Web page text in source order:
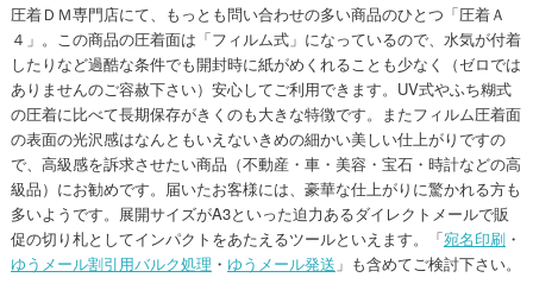
圧着ＤＭ専門店にて、もっとも問い合わせの多い商品のひとつ「圧着Ａ
４」。この商品の圧着面は「フィルム式」になっているので、水気が付着
したりなど過酷な条件でも開封時に紙がめくれることも少なく（ゼロでは
ありませんのご容赦下さい）安心してご利用できます。UV式やふち糊式
の圧着に比べて長期保存がきくのも大きな特徴です。またフィルム圧着面
の表面の光沢感はなんともいえないきめの細かい美しい仕上がりですの
で、高級感を訴求させたい商品（不動産・車・美容・宝石・時計などの高
級品）にお勧めです。届いたお客様には、豪華な仕上がりに驚かれる方も
多いようです。展開サイズがA3といった迫力あるダイレクトメールで販
促の切り札としてインパクトをあたえるツールといえます。「宛名印刷・
ゆうメール割引用バルク処理 ・ ゆうメール発送 」も含めてご検討下さい。